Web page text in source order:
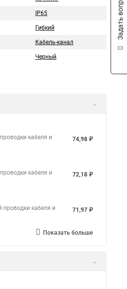
IP65
Гибкий
Кабель-канал
Черный
кабеля и
74,98 ₽
кабеля и
72,18 ₽
проводки кабеля и
71,97 ₽
Показать больше
Задать вопрос